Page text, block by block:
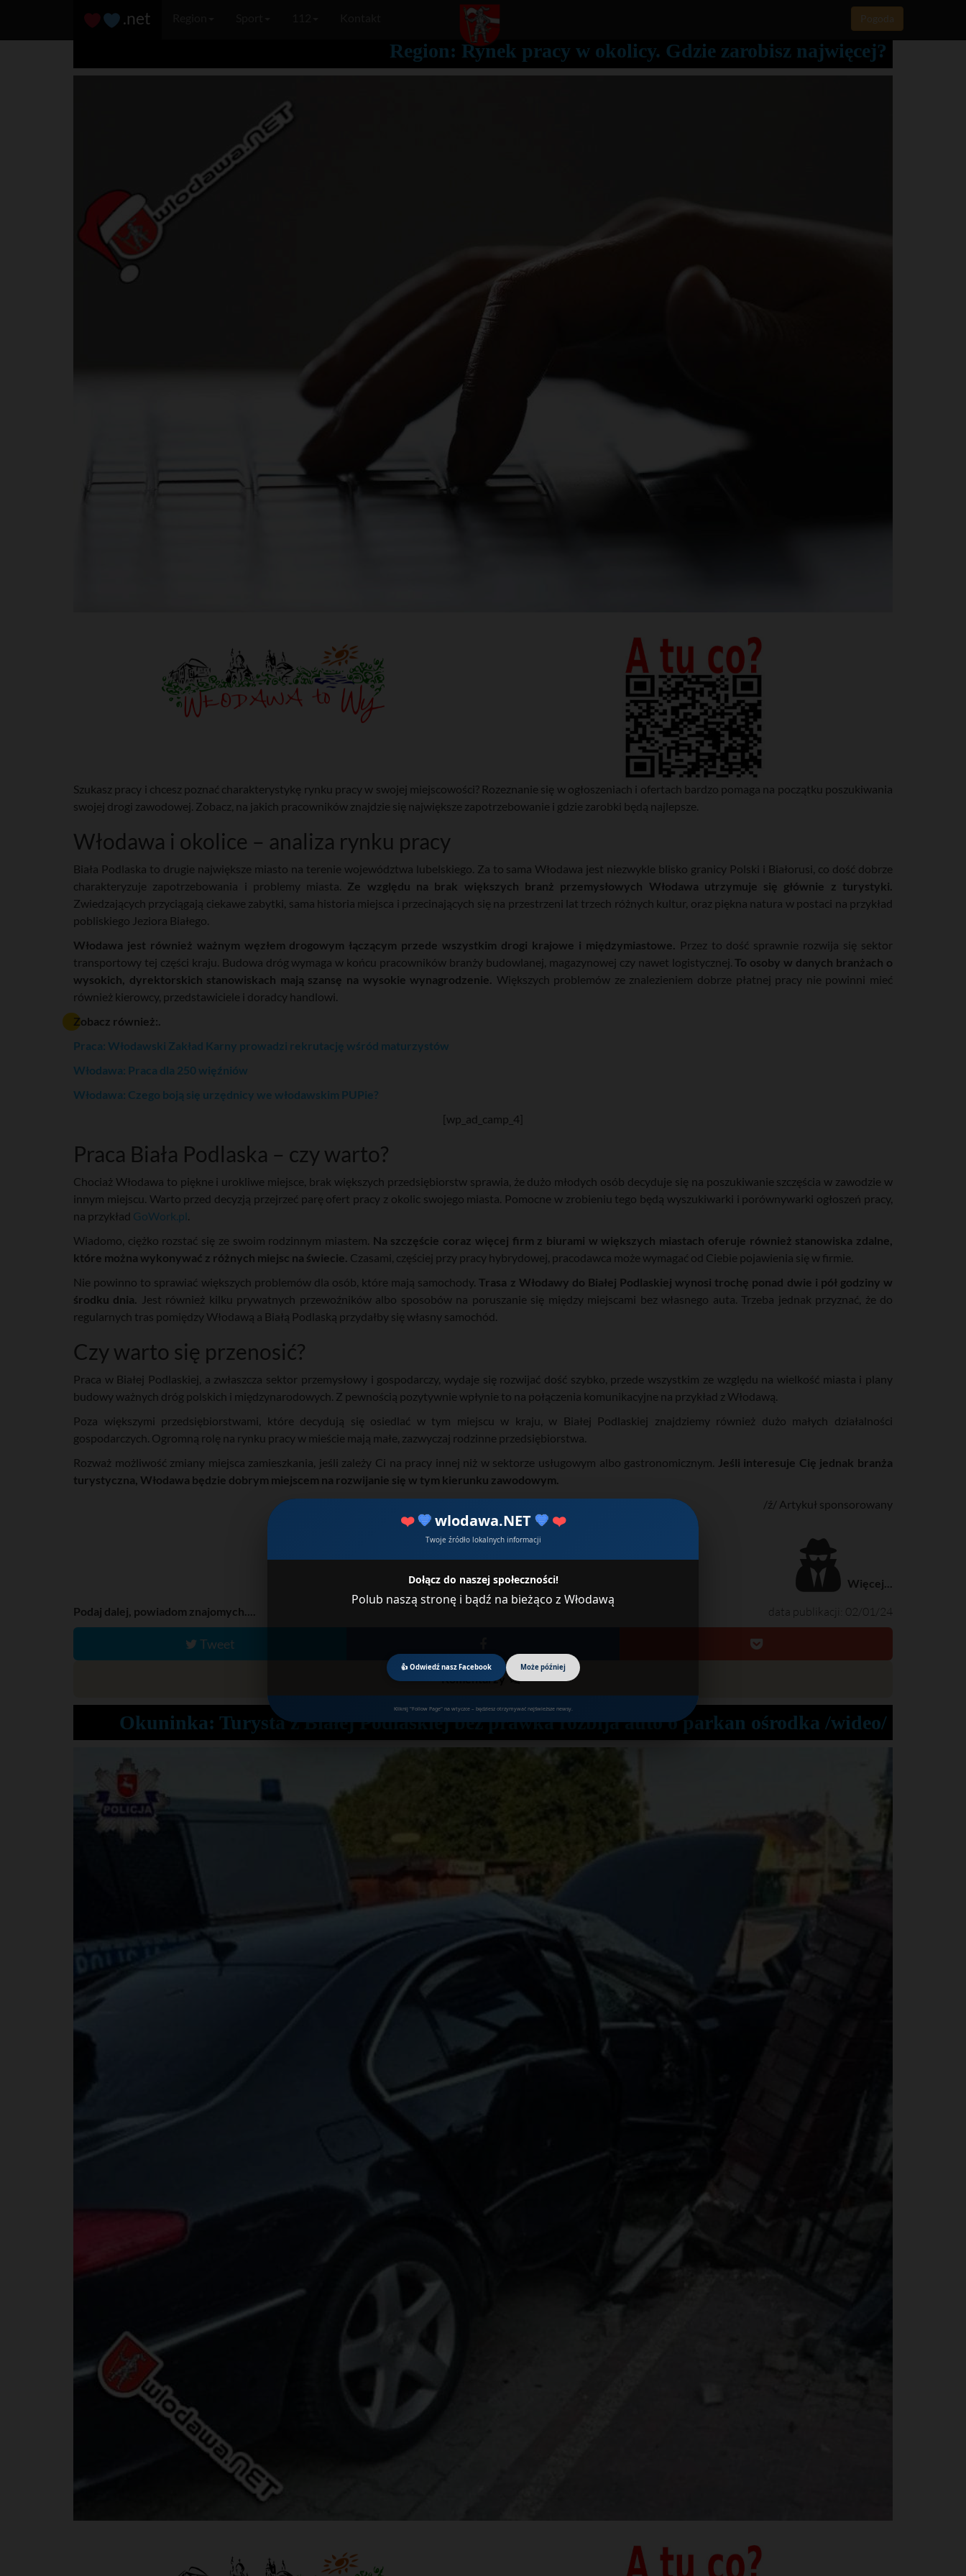
.net Pogoda
❤️ 💙wlodawa.NET 💙 ❤️
Twoje źródło lokalnych informacji
Dołącz do naszej społeczności!
Polub naszą stronę i bądź na bieżąco z Włodawą
👍 Odwiedź nasz Facebook Może później
Kliknij "Follow Page" na wtyczce – będziesz otrzymywać najświeższe newsy.
Region: Rynek pracy w okolicy. Gdzie zarobisz najwięcej?
Szukasz pracy i chcesz poznać charakterystykę rynku pracy w swojej miejscowości? Rozeznanie się w ogłoszeniach i ofertach bardzo pomaga na początku poszukiwania
swojej drogi zawodowej. Zobacz, na jakich pracowników znajdzie się największe zapotrzebowanie i gdzie zarobki będą najlepsze.
Włodawa i okolice – analiza rynku pracy
Biała Podlaska to drugie największe miasto na terenie województwa lubelskiego. Za to sama Włodawa jest niezwykle blisko granicy Polski i Białorusi, co dość dobrze
charakteryzuje zapotrzebowania i problemy miasta. Ze względu na brak większych branż przemysłowych Włodawa utrzymuje się głównie z turystyki.
Zwiedzających przyciągają ciekawe zabytki, sama historia miejsca i przecinających się na przestrzeni lat trzech różnych kultur, oraz piękna natura w postaci na przykład
pobliskiego Jeziora Białego.
Włodawa jest również ważnym węzłem drogowym łączącym przede wszystkim drogi krajowe i międzymiastowe. Przez to dość sprawnie rozwija się sektor
transportowy tej części kraju. Budowa dróg wymaga w końcu pracowników branży budowlanej, magazynowej czy nawet logistycznej.To osoby w danych branżach o
wysokich, dyrektorskich stanowiskach mają szansę na wysokie wynagrodzenie. Większych problemów ze znalezieniem dobrze płatnej pracy nie powinni mieć
również kierowcy, przedstawiciele i doradcy handlowi.
Zobacz również:.
Praca: Włodawski Zakład Karny prowadzi rekrutację wśród maturzystów
Włodawa: Praca dla 250 więźniów
Włodawa: Czego boją się urzędnicy we włodawskim PUPie?
[wp_ad_camp_4]
Praca Biała Podlaska – czy warto?
Chociaż Włodawa to piękne i urokliwe miejsce, brak większych przedsiębiorstw sprawia, że dużo młodych osób decyduje się na poszukiwanie szczęścia w zawodzie w
innym miejscu. Warto przed decyzją przejrzeć parę ofert pracy z okolic swojego miasta. Pomocne w zrobieniu tego będą wyszukiwarki i porównywarki ogłoszeń pracy,
na przykład GoWork.pl.
Wiadomo, ciężko rozstać się ze swoim rodzinnym miastem. Na szczęście coraz więcej firm z biurami w większych miastach oferuje również stanowiska zdalne,
które można wykonywać z różnych miejsc na świecie. Czasami, częściej przy pracy hybrydowej, pracodawca może wymagać od Ciebie pojawienia się w firmie.
Nie powinno to sprawiać większych problemów dla osób, które mają samochody.Trasa z Włodawy do Białej Podlaskiej wynosi trochę ponad dwie i pół godziny w
środku dnia. Jest również kilku prywatnych przewoźników albo sposobów na poruszanie się między miejscami bez własnego auta. Trzeba jednak przyznać, że do
regularnych tras pomiędzy Włodawą a Białą Podlaską przydałby się własny samochód.
Czy warto się przenosić?
Praca w Białej Podlaskiej, a zwłaszcza sektor przemysłowy i gospodarczy, wydaje się rozwijać dość szybko, przede wszystkim ze względu na wielkość miasta i plany
budowy ważnych dróg polskich i międzynarodowych. Z pewnością pozytywnie wpłynie to na połączenia komunikacyjne na przykład z Włodawą.
Poza większymi przedsiębiorstwami, które decydują się osiedlać w tym miejscu w kraju, w Białej Podlaskiej znajdziemy również dużo małych działalności
gospodarczych. Ogromną rolę na rynku pracy w mieście mają małe, zazwyczaj rodzinne przedsiębiorstwa.
Rozważ możliwość zmiany miejsca zamieszkania, jeśli zależy Ci na pracy innej niż w sektorze usługowym albo gastronomicznym. Jeśli interesuje Cię jednak branża
turystyczna, Włodawa będzie dobrym miejscem na rozwijanie się w tym kierunku zawodowym.
/ź/ Artykuł sponsorowany
Więcej...
data publikacji: 02/01/24
Podaj dalej, powiadom znajomych....
Tweet
Komentarzy
Okuninka: Turysta z Białej Podlaskiej bez prawka rozbija auto o parkan ośrodka /wideo/